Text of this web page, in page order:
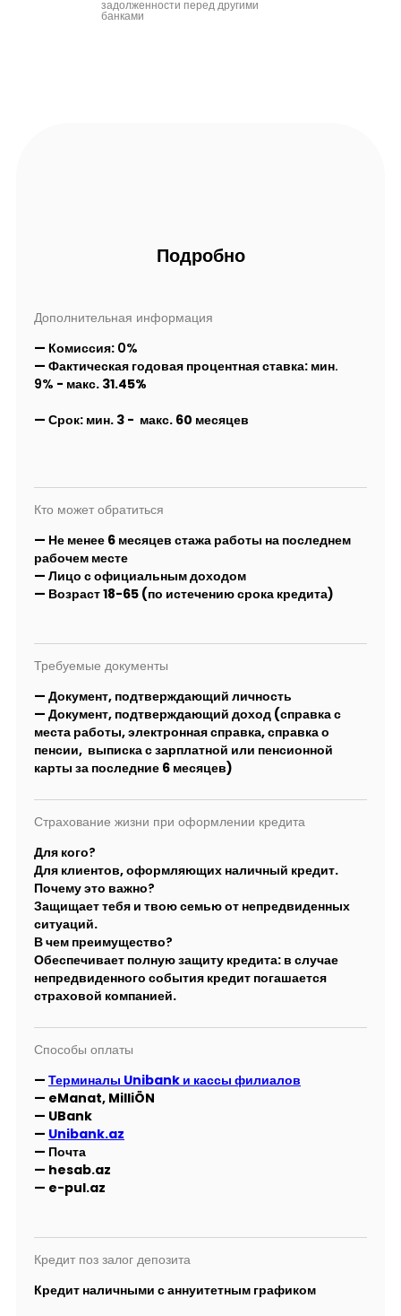
задолженности перед другими
банками
Подробно
Дополнительная информация
— Комиссия: 0%
— Фактическая годовая процентная ставка: мин.
9% - макс. 31.45%
— Срок: мин. 3 - макс. 60 месяцев
Кто может обратиться
— Не менее 6 месяцев стажа работы на последнем
рабочем месте
— Лицо с официальным доходом
— Возраст 18-65 (по истечению срока кредита)
Требуемые документы
— Документ, подтверждающий личность
— Документ, подтверждающий доход (справка с
места работы, электронная справка, справка о
пенсии, выписка с зарплатной или пенсионной
карты за последние 6 месяцев)
Страхование жизни при оформлении кредита
Для кого?
Для клиентов, оформляющих наличный кредит.
Почему это важно?
Защищает тебя и твою семью от непредвиденных
ситуаций.
В чем преимущество?
Обеспечивает полную защиту кредита: в случае
непредвиденного события кредит погашается
страховой компанией.
Способы оплаты
— Терминалы Unibank и кассы филиалов
— eManat, MilliÖN
— UBank
— Unibank.az
— Почта
— hesab.az
— e-pul.az
Кредит поз залог депозита
Кредит наличными с аннуитетным графиком